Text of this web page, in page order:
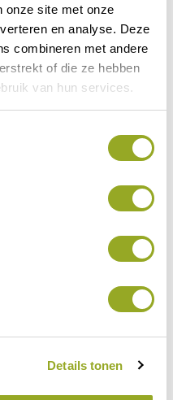
onze site met onze
en analyse. Deze
combineren met andere
of die ze hebben
van hun services.
Details tonen
Volgende korting